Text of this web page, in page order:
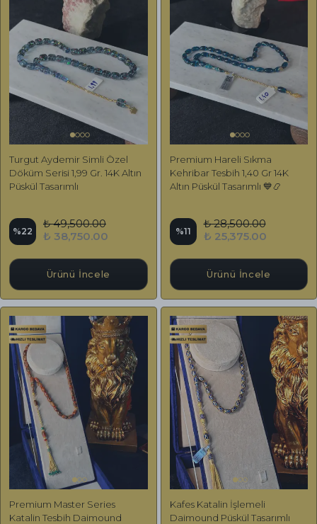
Turgut Aydemir Simli Özel
Döküm Serisi 1,99 Gr. 14K Altın
Püskül Tasarımlı
%22
₺ 49,500.00
₺ 38,750.00
Ürünü İncele
Premium Hareli Sıkma
Kehribar Tesbih 1,40 Gr 14K
Altın Püskül Tasarımlı 💙📿
%11
₺ 28,500.00
₺ 25,375.00
Ürünü İncele
Premium Master Series
Katalin Tesbih Daimound
Kafes Katalin İşlemeli
Daimound Püskül Tasarımlı